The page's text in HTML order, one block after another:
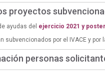
proyectos
ayudas del ejercicio 2021 y
subvencionados por el IVACE y
personas